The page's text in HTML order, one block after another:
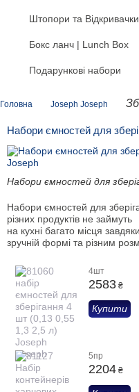
Штопори та Відкривачки
Бокс ланч | Lunch Box
Подарункові набори
Головна Joseph Joseph
Набори ємностей для
Набори ємностей для
Набори ємностей для
різних продуктів не займуть
на кухні багато місця завдяки
зручній формі та різним
4шт
2583 ₴
Купити
5пр
2204 ₴